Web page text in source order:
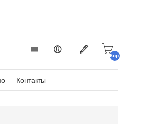
Корзина
Контакты